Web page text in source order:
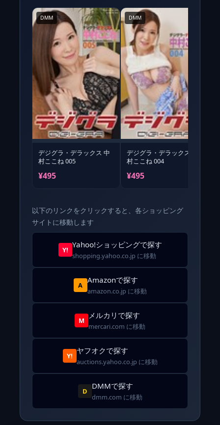
DMM
デジグラ・デラックス 中
村ここね 005
¥495
DMM
デジグラ・デラックス 中
村ここね 004
¥495
以下のリンクをクリックすると、各ショッピング
サイトに移動します
Y!
Yahoo!ショッピングで探す
shopping.yahoo.co.jp に移動
A
Amazonで探す
amazon.co.jp に移動
M
メルカリで探す
mercari.com に移動
Y!
ヤフオクで探す
auctions.yahoo.co.jp に移動
D
DMMで探す
dmm.com に移動